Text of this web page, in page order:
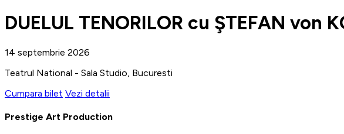
DUELUL TENORILOR cu ŞTEFAN von
14 septembrie 2026
Teatrul National - Sala Studio, Bucuresti
Cumpara bilet Vezi detalii
Prestige Art Production